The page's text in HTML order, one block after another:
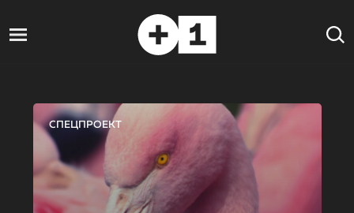
СПЕЦПРОЕКТ